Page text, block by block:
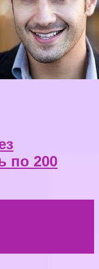
по 200